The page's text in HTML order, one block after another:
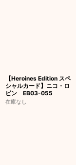
【Heroines Edition スペ
シャルカード】ニコ・ロ
ビン EB03-055
在庫なし